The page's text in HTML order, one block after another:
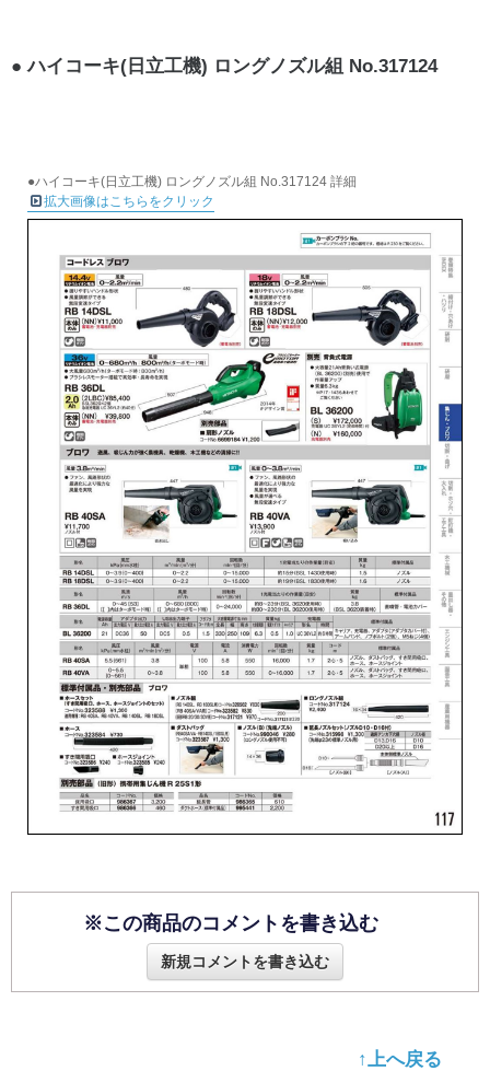
ハイコーキ(日立工機) ロングノズル組 No.317124
●ハイコーキ(日立工機) ロングノズル組 No.317124 詳細
拡大画像はこちらをクリック
※この商品のコメントを書き込む
新規コメントを書き込む
↑上へ戻る